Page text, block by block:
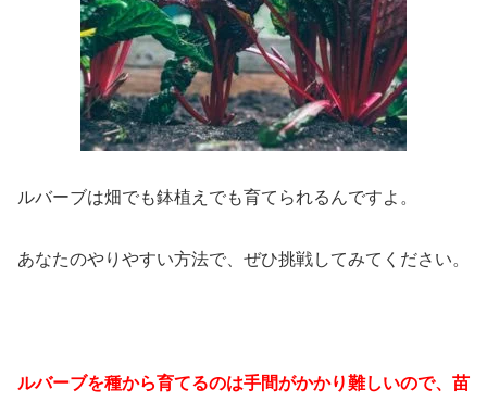
ルバーブは畑でも鉢植えでも育てられるんですよ。
あなたのやりやすい方法で、ぜひ挑戦してみてください。
ルバーブを種から育てるのは手間がかかり難しいので、苗